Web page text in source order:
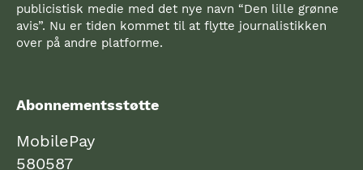
publicistisk medie med det nye navn “Den lille grønne
avis”. Nu er tiden kommet til at flytte journalistikken
over på andre platforme.
Abonnementsstøtte
MobilePay
580587